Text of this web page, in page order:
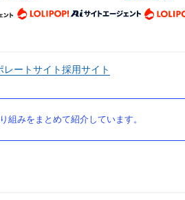
レートサイト採用サイト
みをまとめて紹介しています。